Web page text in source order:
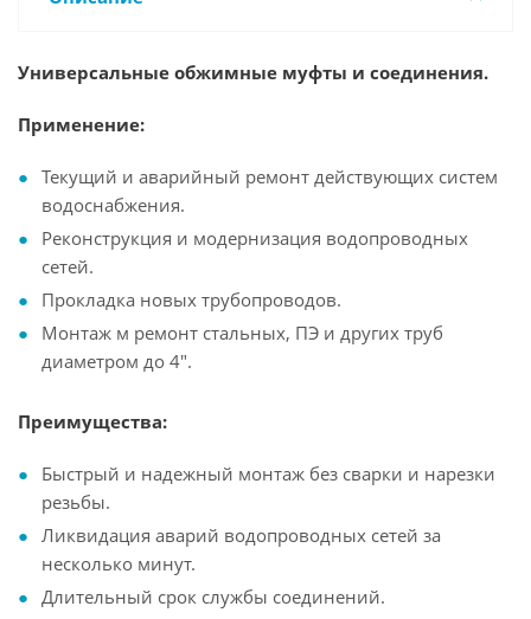
Универсальные обжимные муфты и соединения.
Применение:
Текущий и аварийный ремонт действующих систем
водоснабжения.
Реконструкция и модернизация водопроводных
сетей.
Прокладка новых трубопроводов.
Монтаж м ремонт стальных, ПЭ и других труб
диаметром до 4".
Преимущества:
Быстрый и надежный монтаж без сварки и нарезки
резьбы.
Ликвидация аварий водопроводных сетей за
несколько минут.
Длительный срок службы соединений.